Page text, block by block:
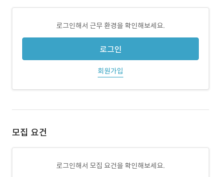
로그인해서 근무 환경을 확인해보세요.
로그인
회원가입
모집 요건
로그인해서 모집 요건을 확인해보세요.